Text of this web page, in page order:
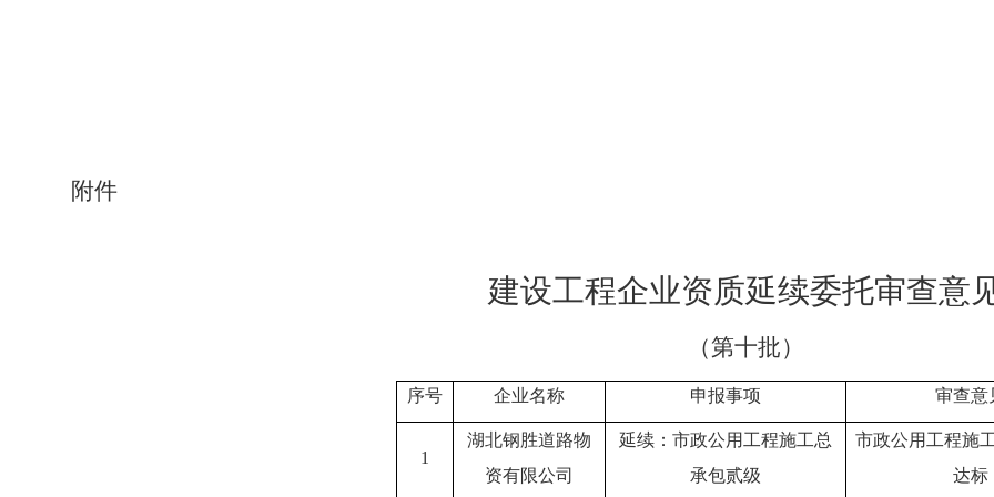
附件
建设工程企业资质延续委托审查意
（第十批）
序号 企业名称 申报事项 审查意
1
湖北钢胜道路物
资有限公司
延续：市政公用工程施工总
承包贰级
市政公用工程施
达标